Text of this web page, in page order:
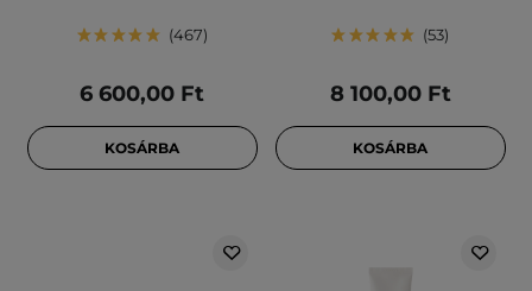
467
6 600,00 Ft
KOSÁRBA
53
8 100,00 Ft
KOSÁRBA